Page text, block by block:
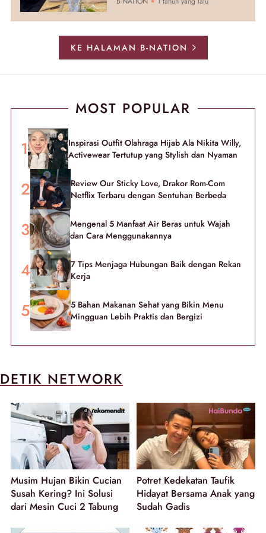
KE HALAMAN B-NATION
MOST POPULAR
Inspirasi Outfit Olahraga Hijab Ala Nikita Willy,
Activewear Tertutup yang Stylish dan Nyaman
Review Our Sticky Love, Drakor Rom-Com
Netflix Terbaru dengan Sentuhan Berbeda
Mengenal 5 Manfaat Air Beras untuk Wajah
dan Cara Menggunakannya
7 Tips Menjaga Hubungan Baik dengan Rekan
Kerja
5 Bahan Makanan Sehat yang Bikin Menu
Mingguan Lebih Praktis dan Bergizi
DETIK NETWORK
Musim Hujan Bikin Cucian
Susah Kering? Ini Solusi
dari Mesin Cuci 2 Tabung
Potret Kedekatan Taufik
Hidayat Bersama Anak yang
Sudah Gadis